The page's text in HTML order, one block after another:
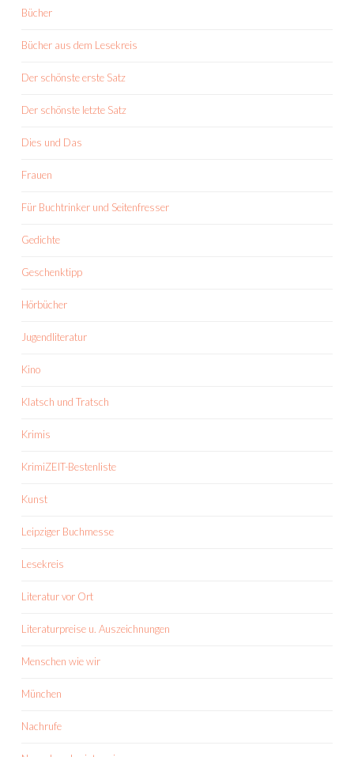
Bücher
Bücher aus dem Lesekreis
Der schönste erste Satz
Der schönste letzte Satz
Dies und Das
Frauen
Für Buchtrinker und Seitenfresser
Gedichte
Geschenktipp
Hörbücher
Jugendliteratur
Kino
Klatsch und Tratsch
Krimis
KrimiZEIT-Bestenliste
Kunst
Leipziger Buchmesse
Lesekreis
Literatur vor Ort
Literaturpreise u. Auszeichnungen
Menschen wie wir
München
Nachrufe